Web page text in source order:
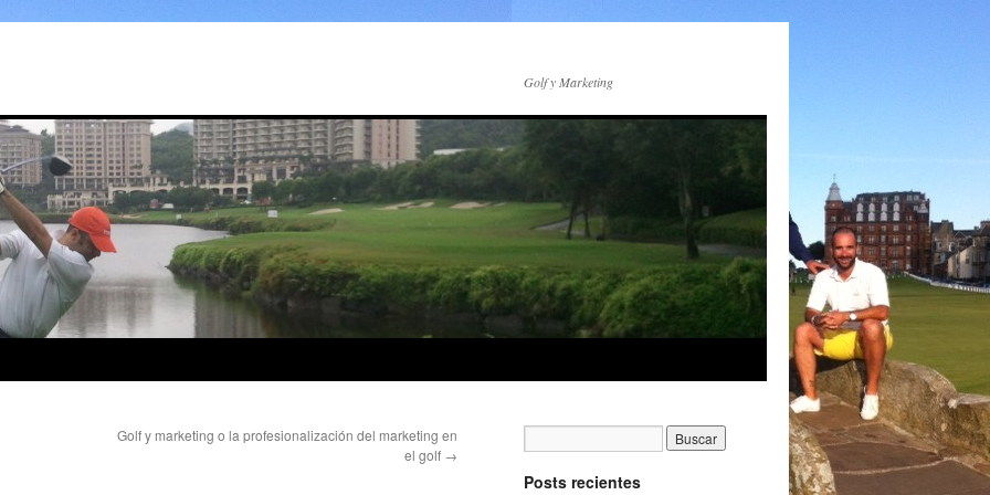
Golf y Marketing
Golf y marketing o la profesionalización del marketing en
el golf →
Posts recientes